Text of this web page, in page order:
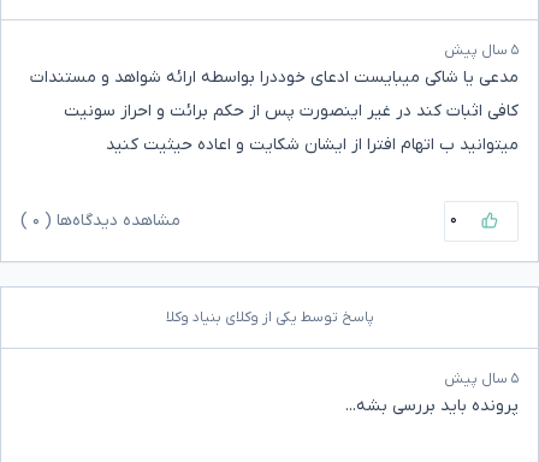
۵ سال پیش
مدعی یا شاکی میبایست ادعای خوددرا بواسطه ارائه شواهد و مستندات
کافی اثبات کند در غیر اینصورت پس از حکم برائت و احراز سونیت
میتوانید ب اتهام افترا از ایشان شکایت و اعاده حیثیت کنید
۰ مشاهده دیدگاه‌ها ( ۰
پاسخ توسط یکی از وکلای بنیاد وکلا
۵ سال پیش
پرونده باید بررسی بشه...